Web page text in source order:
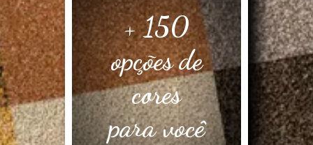
+ 150
opções de
cores
para você